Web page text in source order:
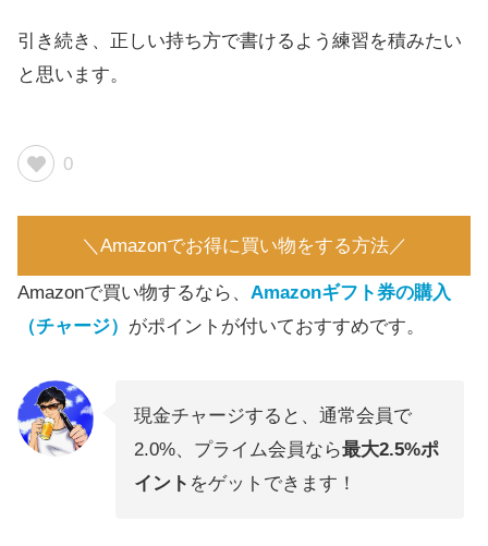
引き続き、正しい持ち方で書けるよう練習を積みたい
と思います。
0
＼Amazonでお得に買い物をする方法／
Amazonで買い物するなら、 Amazonギフト券の購入
（チャージ） がポイントが付いておすすめです。
現金チャージすると、通常会員で
2.0%、プライム会員なら最大2.5%ポ
イント をゲットできます！